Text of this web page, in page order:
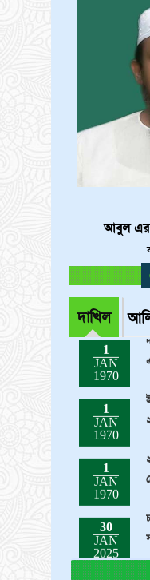
আবুল
দাখিল
1
JAN
1970
1
JAN
1970
JAN
1970
JAN
1970
JAN
2025